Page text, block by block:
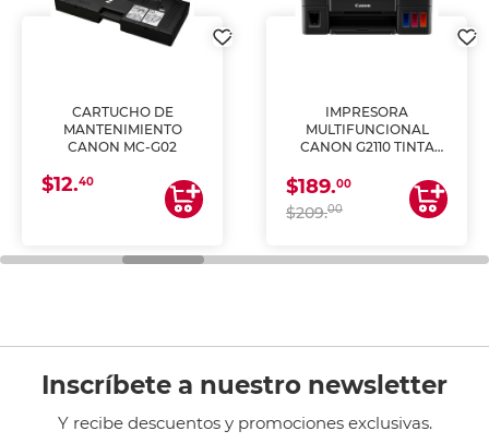
CARTUCHO DE
MANTENIMIENTO
CANON MC-G02
$12.40
IMPRESORA
MULTIFUNCIONAL
CANON G2110 TINTA
$189.00
$209.00
Inscríbete a nuestro newsletter
Y recibe descuentos y promociones exclusivas.